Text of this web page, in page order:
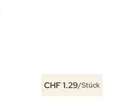
CHF 1.29/Stück